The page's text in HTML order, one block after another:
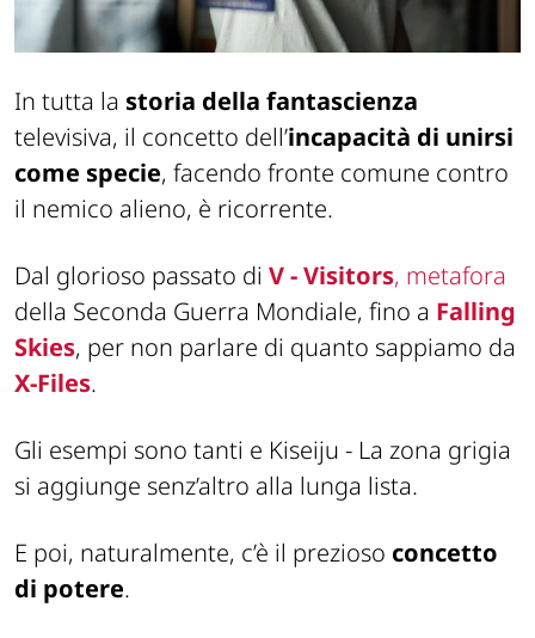
In tutta la storia della fantascienza
televisiva, il concetto dell’incapacità di unirsi
come specie, facendo fronte comune contro
il nemico alieno, è ricorrente.
Dal glorioso passato di V - Visitors, metafora
della Seconda Guerra Mondiale, fino a Falling
Skies, per non parlare di quanto sappiamo da
X-Files.
Gli esempi sono tanti e Kiseiju - La zona grigia
si aggiunge senz’altro alla lunga lista.
E poi, naturalmente, c’è il prezioso concetto
di potere.